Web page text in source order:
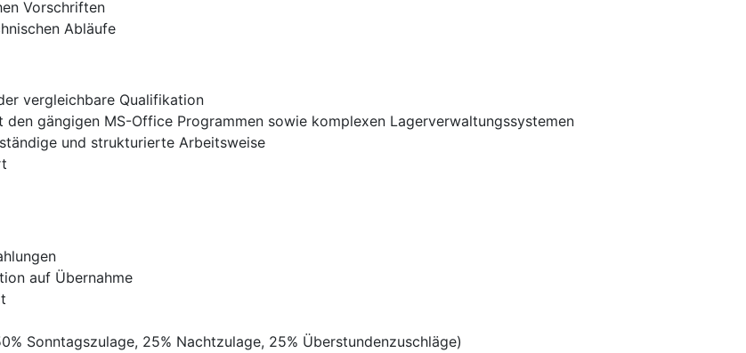
Vorschriften
Abläufe
vergleichbare Qualifikation
gängigen MS-Office Programmen sowie komplexen Lagerverwaltungssystemen
und strukturierte Arbeitsweise
auf Übernahme
Sonntagszulage, 25% Nachtzulage, 25% Überstundenzuschläge)